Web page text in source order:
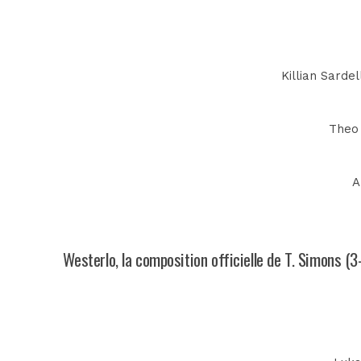
Killian
Westerlo, la composition officielle de T. Simons